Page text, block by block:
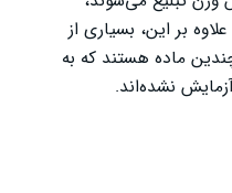
بر این، بسیاری از
ماده هستند که به
نشده‌اند.